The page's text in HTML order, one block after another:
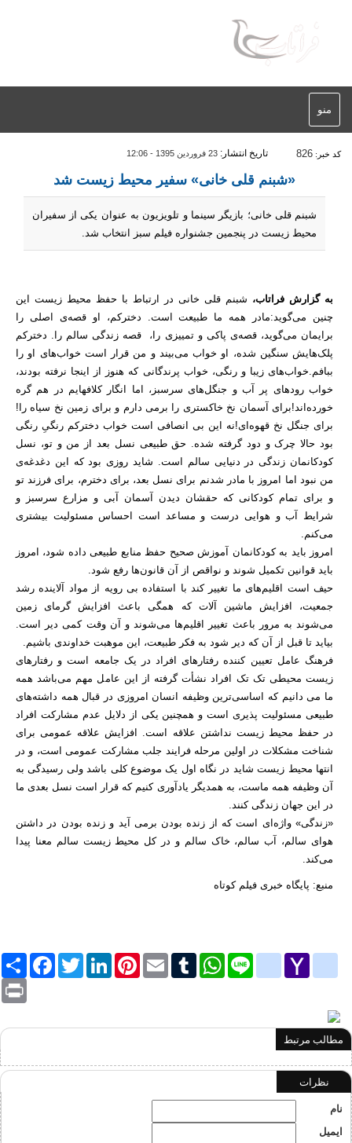
منو
کد خبر: 826 تاریخ انتشار: 23 فروردین 1395 - 12:06
«شبنم قلی خانی» سفیر محیط زیست شد
شبنم قلی خانی؛ بازیگر سینما و تلویزیون به عنوان یکی از سفیران
محیط زیست در پنجمین جشنواره فیلم سبز انتخاب شد.
به گزارش فراتاب، شبنم قلی خانی در ارتباط با حفظ محیط زیست این
چنین می‌گوید:مادر همه ما طبیعت است. دخترکم، او قصه‌ی اصلی را
برایمان می‌گوید، قصه‌ی پاکی و تمییزی را، قصه زندگی سالم را. دخترکم
پلک‌هایش سنگین شده، او خواب می‌بیند و من قرار است خواب‌های او را
ببافم.خواب‌های زیبا و رنگی، خواب پرندگانی که هنوز از اینجا نرفته بودند،
خواب رودهای پر آب و جنگل‌های سرسبز، اما انگار کلافهایم در هم گره
خورده‌اند!برای آسمان نخ خاکستری را برمی دارم و برای زمین نخ سیاه را!
برای جنگل نخ قهوه‌ای!نه این بی انصافی است خواب دخترکم رنگیِ رنگی
بود حالا چرک و دود گرفته شده. حق طبیعی نسل بعد از من و تو، نسل
کودکانمان زندگی در دنیایی سالم است. شاید روزی بود که این دغدغه‌ی
من نبود اما امروز با مادر شدنم برای نسل بعد، برای دخترم، برای فرزند تو
و برای تمام کودکانی که حقشان دیدن آسمان آبی و مزارع سرسبز و
شرایط آب و هوایی درست و مساعد است احساس مسئولیت بیشتری
می‌کنم.
امروز باید به کودکانمان آموزش صحیح حفظ منابع طبیعی داده شود، امروز
باید قوانین تکمیل شوند و نواقص از آن قانون‌ها رفع شود.
حیف است اقلیم‌های ما تغییر کند با استفاده بی رویه از مواد آلاینده رشد
جمعیت، افزایش ماشین آلات که همگی باعث افزایش گرمای زمین
می‌شوند به مرور باعث تغییر اقلیم‌ها می‌شوند و آن وقت کمی دیر است.
بیاید تا قبل از آن که دیر شود به فکر طبیعت، این موهبت خداوندی باشیم.
فرهنگ عامل تعیین کننده رفتارهای افراد در یک جامعه است و رفتارهای
زیست محیطی تک تک افراد نشأت گرفته از این عامل مهم می‌باشد همه
ما می دانیم که اساسی‌ترین وظیفه انسان امروزی در قبال همه داشته‌های
طبیعی مسئولیت پذیری است و همچنین یکی از دلایل عدم مشارکت افراد
در حفظ محیط زیست نداشتن علاقه است. افزایش علاقه عمومی برای
شناخت مشکلات در اولین مرحله فرایند جلب مشارکت عمومی است، و در
انتها محیط زیست شاید در نگاه اول یک موضوع کلی باشد ولی رسیدگی به
آن وظیفه همه ماست، به همدیگر یادآوری کنیم که قرار است نسل بعدی ما
در این جهان زندگی کنند.
«زندگی» واژه‌ای است که از زنده بودن برمی آید و زنده بودن در داشتن
هوای سالم، آب سالم، خاک سالم و در کل محیط زیست سالم معنا پیدا
می‌کند.
منبع: پایگاه خبری فیلم کوتاه
FacebookTwitterLinkedInPinterest EmailTumblr
WhatsApp Line
google_bookmarks
Yahoo
yahoo_messenger
Print
مطالب مرتبط
نظرات
نام
ایمیل